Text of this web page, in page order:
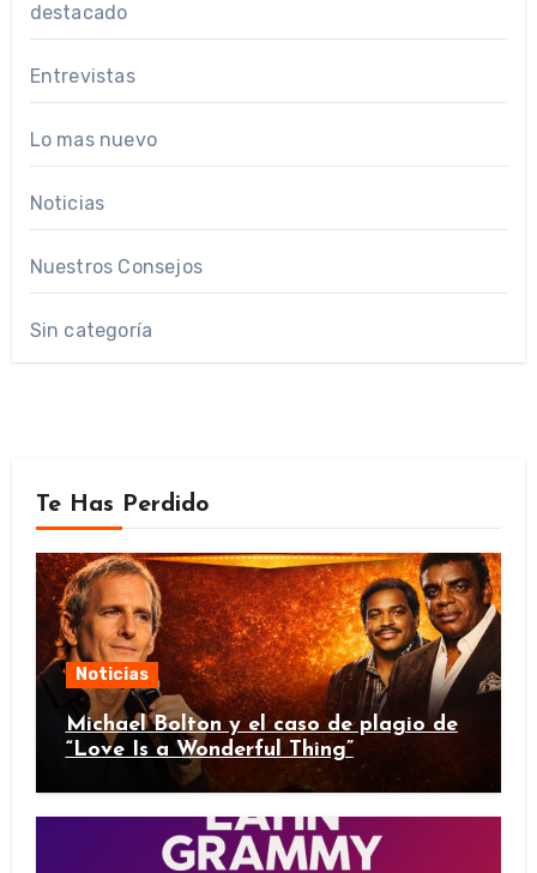
destacado
Entrevistas
Lo mas nuevo
Noticias
Nuestros Consejos
Sin categoría
Te Has Perdido
Noticias
Michael Bolton y el caso de plagio de
“Love Is a Wonderful Thing”